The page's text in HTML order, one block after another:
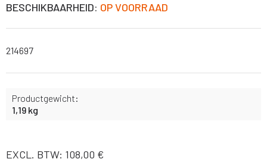
BESCHIKBAARHEID: OP VOORRAAD
214697
Productgewicht:
1,19 kg
EXCL. BTW: 108,00 €